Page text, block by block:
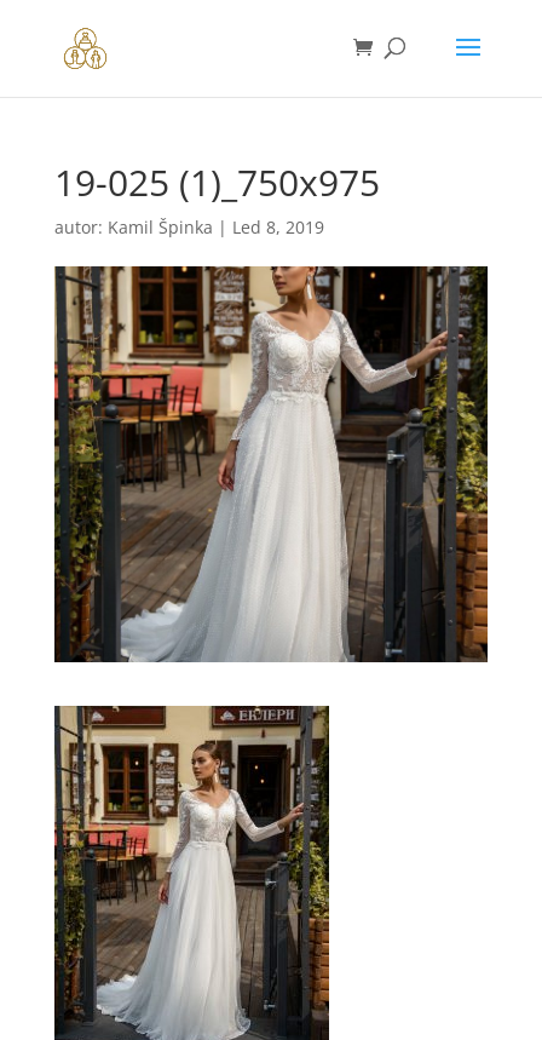
19-025 (1)_750x975
autor: Kamil Špinka | Led 8, 2019